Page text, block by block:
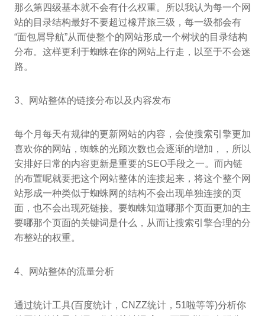
那么第四级基本就不会有什么权重。所以我认为每一个网
站的目录结构最好不要超过橡芹旅三级，每一级都会有
“面包屑导航”从而使整个的网站形成一个树状的目录结构
分布。这样更利于蜘蛛在你的网站上行走，以至于不会迷
路。
3、网站整体的链接分布以及内容发布
每个月每天有规律的更新网站的内容，会使搜索引擎更加
喜欢你的网站，蜘蛛的光顾次数也会逐渐的增加，，所以
安排好日常的内容更新是重要的SEO手段之一。而内链
的布置呢就要把这个网站整体的连接起来，将这个整个网
站形成一种类似于蜘蛛网的结构不会出现单独连接的页
面，也不会出现死链接。要蜘蛛知道哪那个页面更加的主
要哪那个页面的关键词是什么，从而让搜索引擎合理的分
布整站的权重。
4、网站整体的流量分析
通过统计工具(百度统计，CNZZ统计，51啦等等)分析你